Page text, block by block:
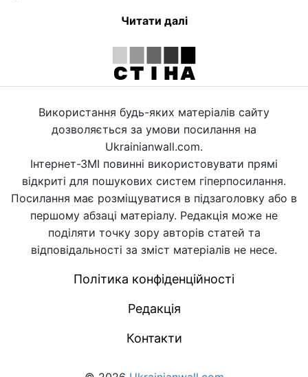
Читати далі
Використання будь-яких матеріалів сайту
дозволяється за умови посилання на
Ukrainianwall.com.
Інтернет-ЗМІ повинні використовувати прямі
відкриті для пошукових систем гіперпосилання.
Посилання має розміщуватися в підзаголовку або в
першому абзаці матеріалу. Редакція може не
поділяти точку зору авторів статей та
відповідальності за зміст матеріалів не несе.
Політика конфіденційності
Редакція
Контакти